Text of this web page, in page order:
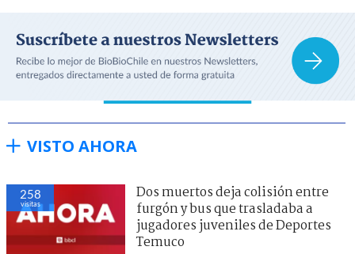
VISTO AHORA
258
visitas
Dos muertos deja colisión entre
furgón y bus que trasladaba a
jugadores juveniles de Deportes
Temuco